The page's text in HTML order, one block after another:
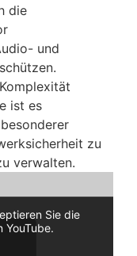
die
und
ist es
zu
verwalten.
Sie die
YouTube.